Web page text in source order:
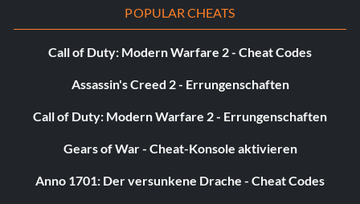
POPULAR CHEATS
Call of Duty: Modern Warfare 2 - Cheat Codes
Assassin's Creed 2 - Errungenschaften
Call of Duty: Modern Warfare 2 - Errungenschaften
Gears of War - Cheat-Konsole aktivieren
Anno 1701: Der versunkene Drache - Cheat Codes